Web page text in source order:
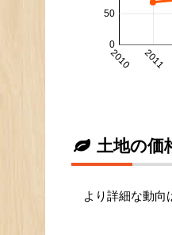
2010 2011
0
50
土地の価
より詳細な動向